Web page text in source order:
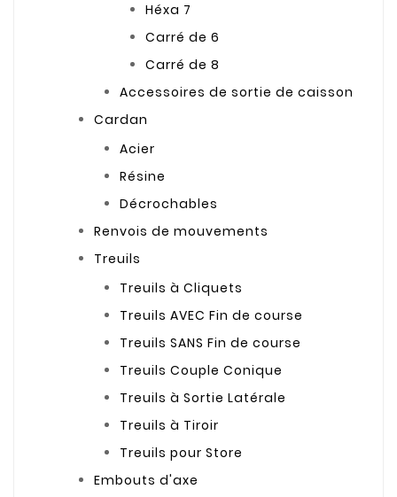
Héxa 7
Carré de 6
Carré de 8
Accessoires de sortie de caisson
Cardan
Acier
Résine
Décrochables
Renvois de mouvements
Treuils
Treuils à Cliquets
Treuils AVEC Fin de course
Treuils SANS Fin de course
Treuils Couple Conique
Treuils à Sortie Latérale
Treuils à Tiroir
Treuils pour Store
Embouts d'axe